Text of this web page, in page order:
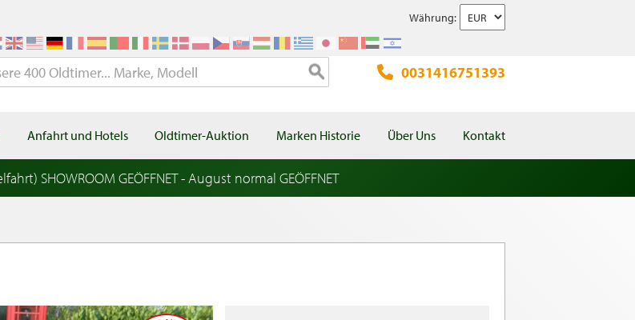
Währung:
0031416751393
Anfahrt und Hotels Oldtimer-Auktion Marken Historie Über Uns Kontakt
SHOWROOM GEÖFFNET - August normal GEÖFFNET